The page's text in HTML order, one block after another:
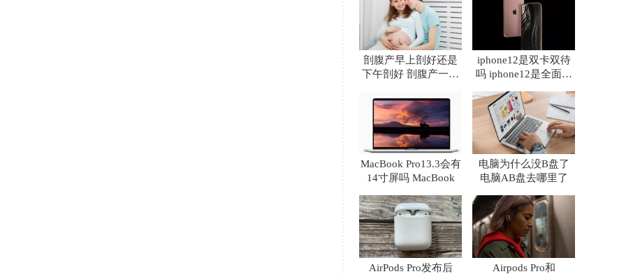
剖腹产早上剖好还是
下午剖好 剖腹产一天
iphone12是双卡双待
吗 iphone12是全面屏
MacBook Pro13.3会有
14寸屏吗 MacBook
电脑为什么没B盘了
电脑AB盘去哪里了
AirPods Pro发布后
Airpods Pro和